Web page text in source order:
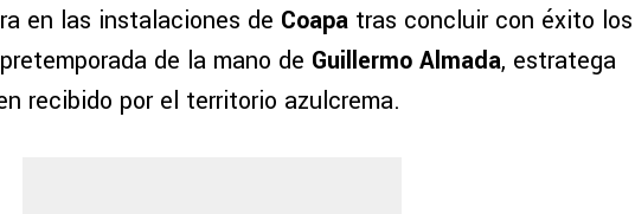
en las instalaciones de Coapa tras concluir con éxito los
de la mano de Guillermo Almada, estratega
recibido por el territorio azulcrema.